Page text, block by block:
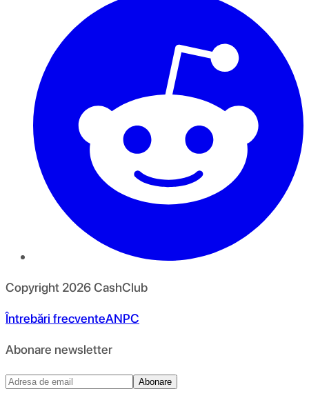
Copyright 2026CashClub
Întrebări frecventeANPC
Abonare newsletter
Abonare